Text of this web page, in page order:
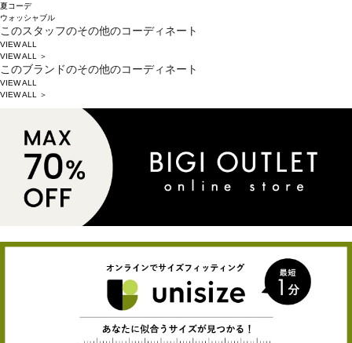
夏コーデ
ウォッシャブル
このスタッフのその他のコーディネート
VIEW ALL
VIEW ALL ＞
このブランドのその他のコーディネート
VIEW ALL
VIEW ALL ＞